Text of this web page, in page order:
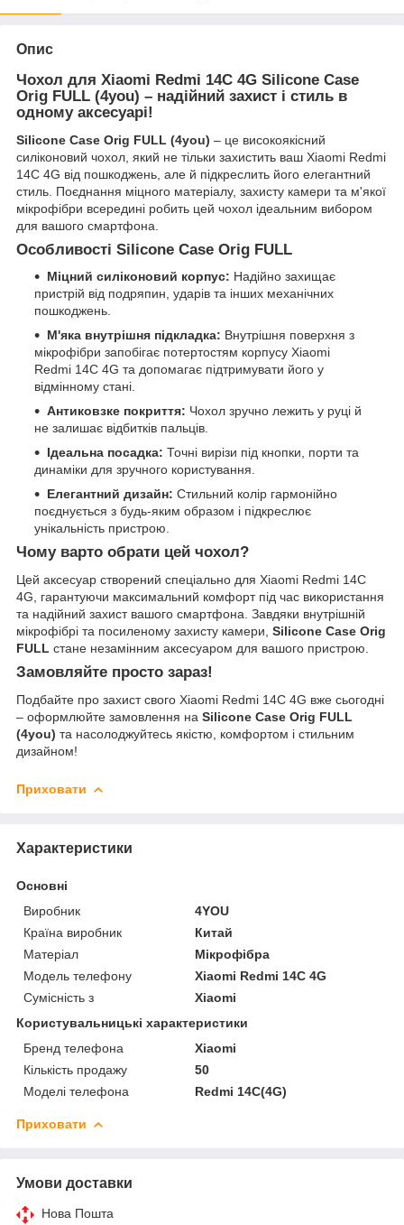
Опис
Чохол для Xiaomi Redmi 14C 4G Silicone Case
Orig FULL (4you) – надійний захист і стиль в
одному аксесуарі!
Silicone Case Orig FULL (4you) – це високоякісний
силіконовий чохол, який не тільки захистить ваш Xiaomi Redmi
14C 4G від пошкоджень, але й підкреслить його елегантний
стиль. Поєднання міцного матеріалу, захисту камери та м'якої
мікрофібри всередині робить цей чохол ідеальним вибором
для вашого смартфона.
Особливості Silicone Case Orig FULL
Міцний силіконовий корпус: Надійно захищає
пристрій від подряпин, ударів та інших механічних
пошкоджень.
М'яка внутрішня підкладка: Внутрішня поверхня з
мікрофібри запобігає потертостям корпусу Xiaomi
Redmi 14C 4G та допомагає підтримувати його у
відмінному стані.
Антиковзке покриття: Чохол зручно лежить у руці й
не залишає відбитків пальців.
Ідеальна посадка: Точні вирізи під кнопки, порти та
динаміки для зручного користування.
Елегантний дизайн: Стильний колір гармонійно
поєднується з будь-яким образом і підкреслює
унікальність пристрою.
Чому варто обрати цей чохол?
Цей аксесуар створений спеціально для Xiaomi Redmi 14C
4G, гарантуючи максимальний комфорт під час використання
та надійний захист вашого смартфона. Завдяки внутрішній
мікрофібрі та посиленому захисту камери, Silicone Case Orig
FULL стане незамінним аксесуаром для вашого пристрою.
Замовляйте просто зараз!
Подбайте про захист свого Xiaomi Redmi 14C 4G вже сьогодні
– оформлюйте замовлення на Silicone Case Orig FULL
(4you) та насолоджуйтесь якістю, комфортом і стильним
дизайном!
Приховати
Характеристики
Основні
Виробник
4YOU
Країна виробник
Китай
Матеріал
Мікрофібра
Модель телефону
Xiaomi Redmi 14C 4G
Сумісність з
Xiaomi
Користувальницькі характеристики
Бренд телефона
Xiaomi
Кількість продажу
50
Моделі телефона
Redmi 14C(4G)
Приховати
Умови доставки
Нова Пошта